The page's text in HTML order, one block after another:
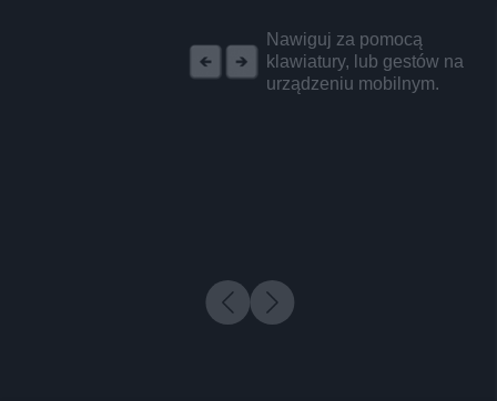
Nawiguj za pomocą
klawiatury, lub gestów na
urządzeniu mobilnym.